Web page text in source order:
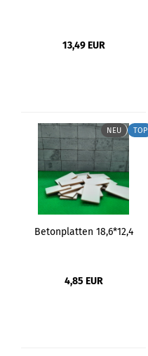
13,49 EUR
NEU TOP
Betonplatten 18,6*12,4
4,85 EUR